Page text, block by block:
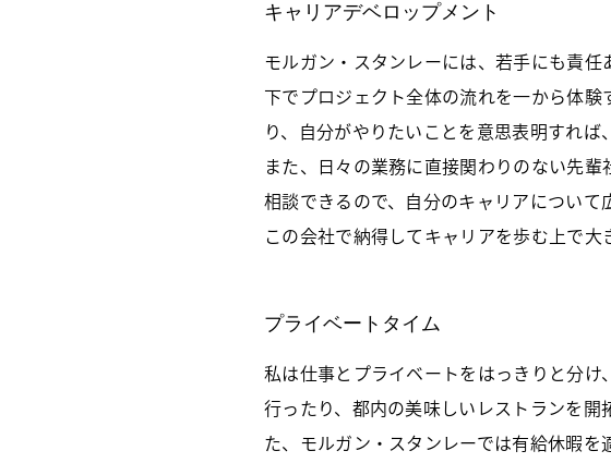
キャリアデベロップメント
モルガン・スタンレーには、若手にも責
下でプロジェクト全体の流れを一から体
り、自分がやりたいことを意思表明すれば
また、日々の業務に直接関わりのない先
相談できるので、自分のキャリアについて
この会社で納得してキャリアを歩む上で大
プライベートタイム
私は仕事とプライベートをはっきりと分
行ったり、都内の美味しいレストランを
た、モルガン・スタンレーでは有給休暇